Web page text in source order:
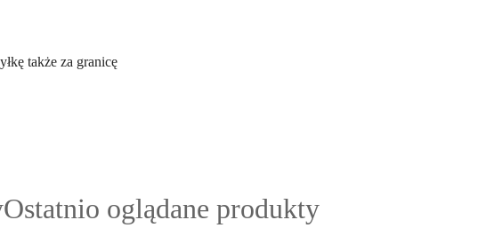
także za granicę
Produkty
Ostatnio oglądane produkty